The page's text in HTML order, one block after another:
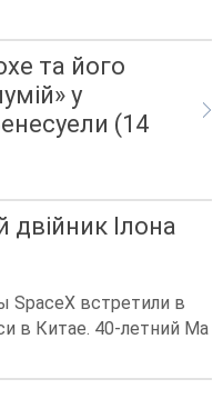
та його
у
(14
двійник Ілона
SpaceX встретили в
в Китае. 40-летний Ма